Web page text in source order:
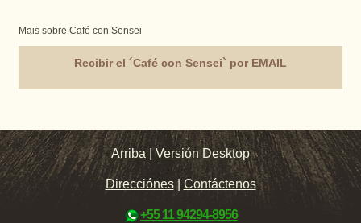
Mais sobre Café con Sensei
Recibir el ´Café con Sensei` por EMAIL
Arriba |Versión Desktop
Direcciónes| Contáctenos
+55 11 94294-8956